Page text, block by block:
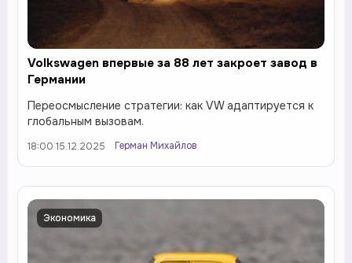
Volkswagen впервые за 88 лет закроет завод в
Германии
Переосмысление стратегии: как VW адаптируется к
глобальным вызовам.
18:00 15.12.2025 Герман Михайлов
Экономика